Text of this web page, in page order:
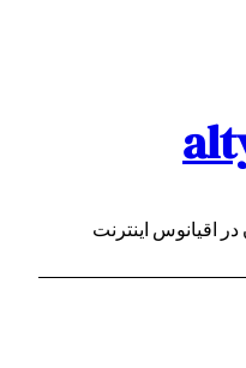
اقیانوس اینترنت